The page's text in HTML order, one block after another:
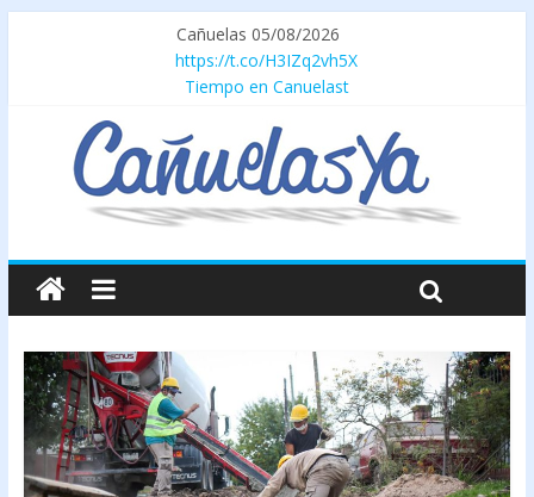
Cañuelas 05/08/2026
https://t.co/H3IZq2vh5X
Tiempo en Canuelast